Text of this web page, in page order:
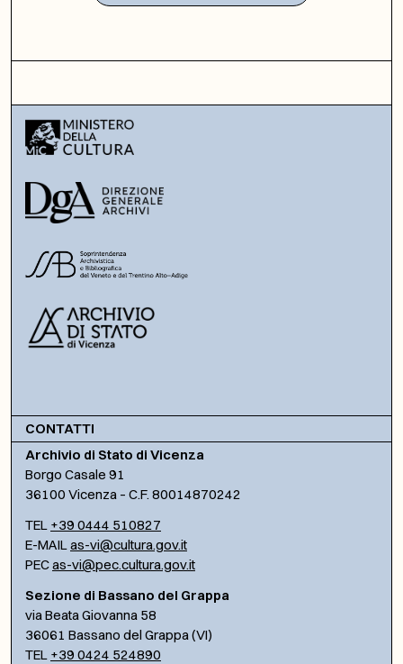
CONTATTI
Archivio di Stato di Vicenza
Borgo Casale 91
36100 Vicenza – C.F. 80014870242
TEL +39 0444 510827
E-MAILas-vi@cultura.gov.it
PECas-vi@pec.cultura.gov.it
Sezione di Bassano del Grappa
via Beata Giovanna 58
36061 Bassano del Grappa (VI)
TEL +39 0424 524890